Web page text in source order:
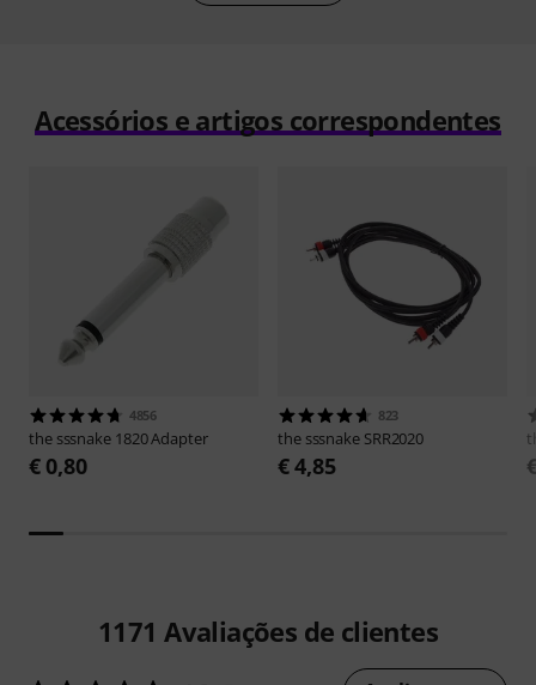
Acessórios e artigos correspondentes
4856
the sssnake 1820 Adapter
€ 0,80
823
the sssnake SRR2020
€ 4,85
1171 Avaliações de clientes